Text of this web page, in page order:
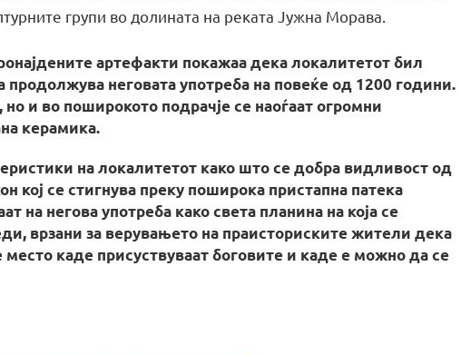
групи во долината на реката Јужна Морава.
артефакти покажаа дека локалитетот бил
продолжува неговата употреба на повеќе од 1200 години.
но и во поширокото подрачје се наоѓаат огромни
керамика.
на локалитетот како што се добра видливост од
кој се стигнува преку поширока пристапна патека
на негова употреба како света планина на која се
врзани за верувањето на праисториските жители дека
каде присуствуваат боговите и каде е можно да се